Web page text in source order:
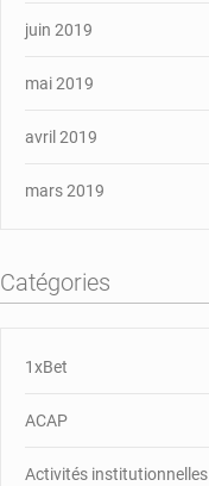
juin 2019
mai 2019
avril 2019
mars 2019
Catégories
1xBet
ACAP
Activités institutionnelles